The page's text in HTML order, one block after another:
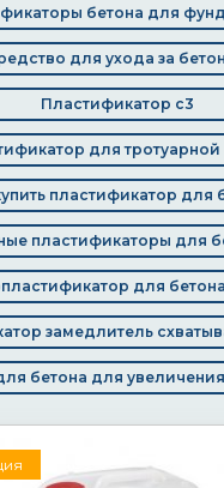
бетона для
для ухода за
Пластификатор с3
для тротуарной
пластификатор для
пластификаторы для
для
замедлитель
бетона для